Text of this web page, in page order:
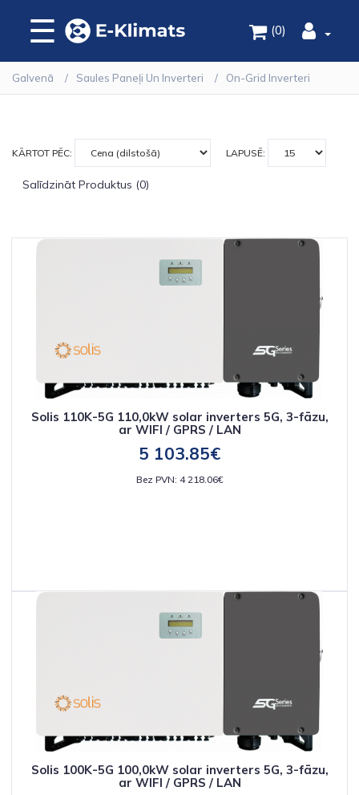
☰ (0)
Galvenā Saules Paneļi Un Inverteri On-Grid Inverteri
KĀRTOT PĒC: LAPUSĒ:
Salīdzināt Produktus (0)
Solis 110K-5G 110,0kW solar inverters 5G, 3-fāzu,
ar WIFI / GPRS / LAN
5 103.85€
Bez PVN: 4 218.06€
Solis 100K-5G 100,0kW solar inverters 5G, 3-fāzu,
ar WIFI / GPRS / LAN